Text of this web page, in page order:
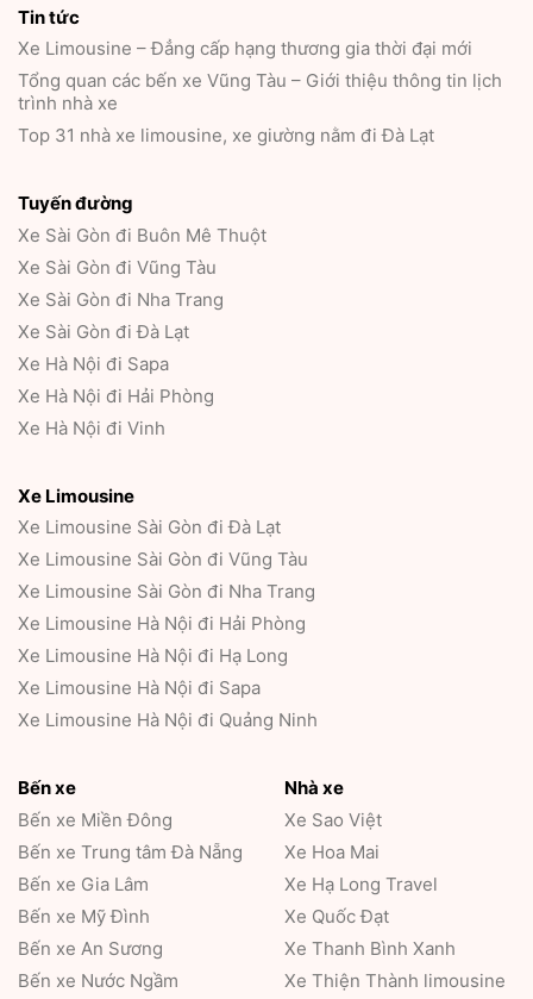
Tin tức
Xe Limousine – Đẳng cấp hạng thương gia thời đại mới
Tổng quan các bến xe Vũng Tàu – Giới thiệu thông tin lịch
trình nhà xe
Top 31 nhà xe limousine, xe giường nằm đi Đà Lạt
Tuyến đường
Xe Sài Gòn đi Buôn Mê Thuột
Xe Sài Gòn đi Vũng Tàu
Xe Sài Gòn đi Nha Trang
Xe Sài Gòn đi Đà Lạt
Xe Hà Nội đi Sapa
Xe Hà Nội đi Hải Phòng
Xe Hà Nội đi Vinh
Xe Limousine
Xe Limousine Sài Gòn đi Đà Lạt
Xe Limousine Sài Gòn đi Vũng Tàu
Xe Limousine Sài Gòn đi Nha Trang
Xe Limousine Hà Nội đi Hải Phòng
Xe Limousine Hà Nội đi Hạ Long
Xe Limousine Hà Nội đi Sapa
Xe Limousine Hà Nội đi Quảng Ninh
Bến xe
Bến xe Miền Đông
Bến xe Trung tâm Đà Nẵng
Bến xe Gia Lâm
Bến xe Mỹ Đình
Bến xe An Sương
Bến xe Nước Ngầm
Nhà xe
Xe Sao Việt
Xe Hoa Mai
Xe Hạ Long Travel
Xe Quốc Đạt
Xe Thanh Bình Xanh
Xe Thiện Thành limousine